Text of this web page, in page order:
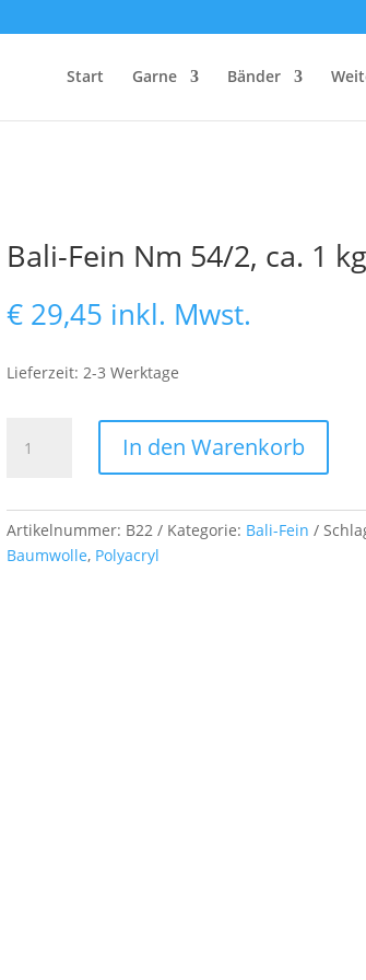
Start Garne Bänder
Bali-Fein Nm 54/2, ca. 1
€29,45 inkl. Mwst.
Lieferzeit: 2-3 Werktage
Fein
ca.
1
In den Warenkorb
Artikelnummer: B22 Kategorie: Bali-Fein
Baumwolle, Polyacryl